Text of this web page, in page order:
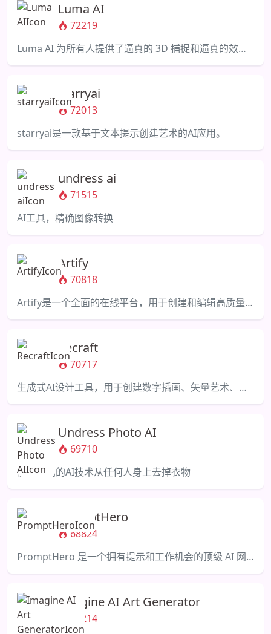
Luma AI
72219
Luma AI 为所有人提供了逼真的 3D 捕捉和逼真的效果。
starryai
72013
starryai是一款基于文本提示创建艺术的AI应用。
undress ai
71515
AI工具，精确图像转换
Artify
70818
Artify是一个全面的在线平台，用于创建和编辑高质量的图形。
Recraft
70717
生成式AI设计工具，用于创建数字插画、矢量艺术、图标和3D图形，在统一的品牌风格下。
Undress Photo AI
69710
使用我们的AI技术从任何人身上去掉衣物
PromptHero
68824
PromptHero 是一个拥有提示和工作机会的顶级 AI 网站。
Imagine AI Art Generator
67214